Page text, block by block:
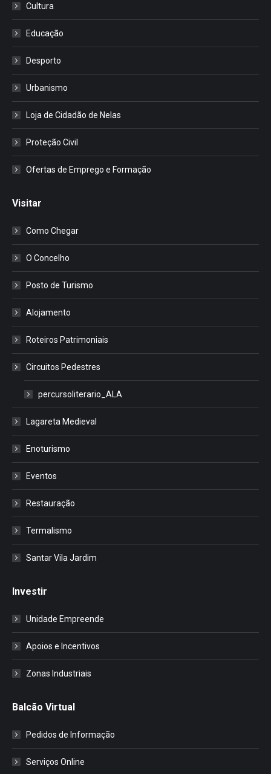
Cultura
Educação
Desporto
Urbanismo
Loja de Cidadão de Nelas
Proteção Civil
Ofertas de Emprego e Formação
Visitar
Como Chegar
O Concelho
Posto de Turismo
Alojamento
Roteiros Patrimoniais
Circuitos Pedestres
percursoliterario_ALA
Lagareta Medieval
Enoturismo
Eventos
Restauração
Termalismo
Santar Vila Jardim
Investir
Unidade Empreende
Apoios e Incentivos
Zonas Industriais
Balcão Virtual
Pedidos de Informação
Serviços Online